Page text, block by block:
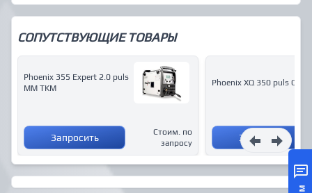
СОПУТСТВУЮЩИЕ ТОВАРЫ
Phoenix 355 Expert 2.0 puls
MM TKM
Запросить
Стоим. по
запросу
Phoenix XQ 350 puls CW
Запросить